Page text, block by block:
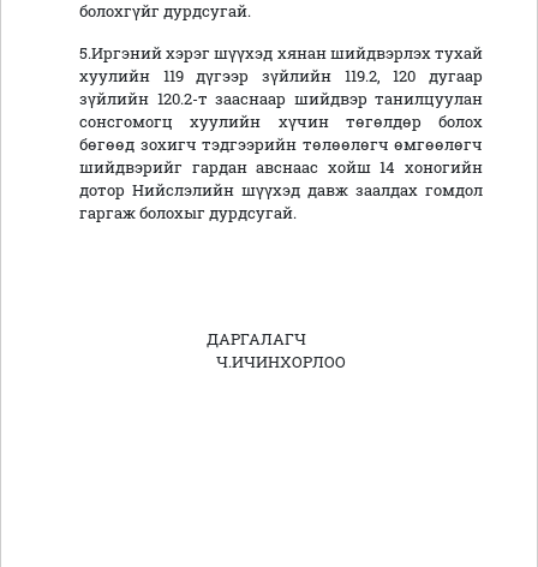
болохгүйг дурдсугай.
5.Иргэний хэрэг шүүхэд хянан шийдвэрлэх тухай
хуулийн 119 дүгээр зүйлийн 119.2, 120 дугаар
зүйлийн 120.2-т зааснаар шийдвэр танилцуулан
сонсгомогц хуулийн хүчин төгөлдөр болох
бөгөөд зохигч тэдгээрийн төлөөлөгч өмгөөлөгч
шийдвэрийг гардан авснаас хойш 14 хоногийн
дотор Нийслэлийн шүүхэд давж заалдах гомдол
гаргаж болохыг дурдсугай.
ДАРГАЛАГЧ
Ч.ИЧИНХОРЛОО